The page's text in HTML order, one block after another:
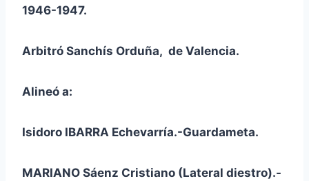
1946-1947.
Arbitró Sanchís Orduña, de Valencia.
Alineó a:
Isidoro IBARRA Echevarría.-Guardameta.
MARIANO Sáenz Cristiano (Lateral diestro).-